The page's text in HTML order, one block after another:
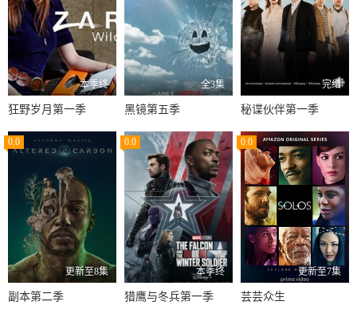
本季终
狂野岁月第一季
全3集
黑镜第五季
完结
秘谍伙伴第一季
0.0
更新至8集
副本第二季
0.0
本季终
猎鹰与冬兵第一季
0.0
更新至7集
芸芸众生